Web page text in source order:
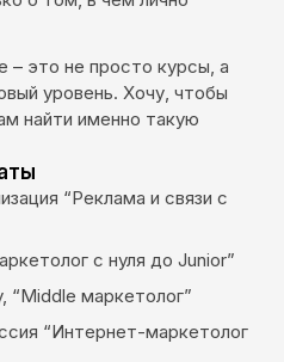
– это не просто курсы, а
уровень. Хочу, чтобы
найти именно такую
“Реклама и связи с
с нуля до Junior”
“Middle маркетолог”
“Интернет-маркетолог